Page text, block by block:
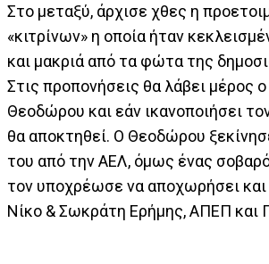
Στο μεταξύ, άρχισε χθες η
«κιτρίνων» η οποία ήταν
και μακριά από τα φώτα της
Στις προπονήσεις θα λάβει μέρος
Θεοδώρου και εάν ικανοποιήσει
θα αποκτηθεί. Ο Θεοδώρου
του από την ΑΕΛ, όμως ένας
τον υποχρέωσε να αποχωρήσει και
Νίκο & Σωκράτη Ερήμης, ΑΠΕΠ και